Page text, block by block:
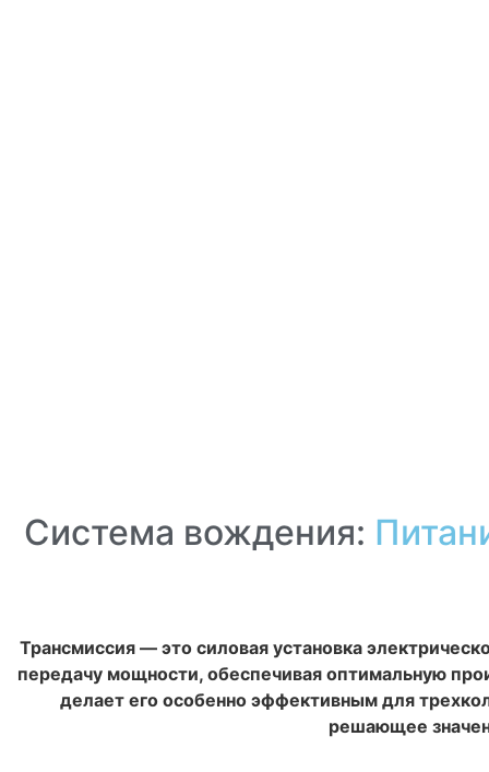
Система вождения:
Трансмиссия — это силовая установка
передачу мощности, обеспечивая оптимальную
делает его особенно эффективным для
решающее